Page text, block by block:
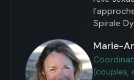
Spirale
Marie-
(couples,